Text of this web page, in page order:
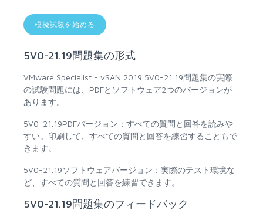
模擬試験を始める
5V0-21.19問題集の形式
VMware Specialist - vSAN 2019 5V0-21.19問題集の実際
の試験問題には、PDFとソフトウェア2つのバージョンが
あります。
5V0-21.19PDFバージョン：すべての質問と回答を読みや
すい。印刷して、すべての質問と回答を練習することもで
きます。
5V0-21.19ソフトウェアバージョン：実際のテスト環境な
ど、すべての質問と回答を練習できます。
5V0-21.19問題集のフィードバック